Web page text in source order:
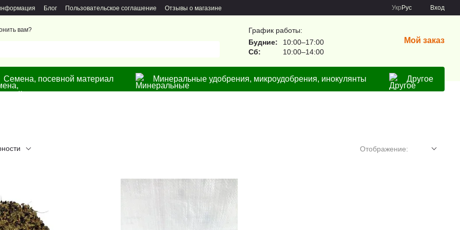
Блог Пользовательское соглашение Отзывы о магазине Укр Рус Вход
вам?
График работы:
Будние:
10:00–17:00
Сб:
10:00–14:00
Мой заказ
Семена, посевной материал Минеральные удобрения, микроудобрения, инокулянты Другое
Отображение: